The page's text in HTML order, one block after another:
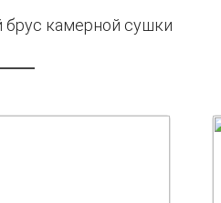
камерной сушки